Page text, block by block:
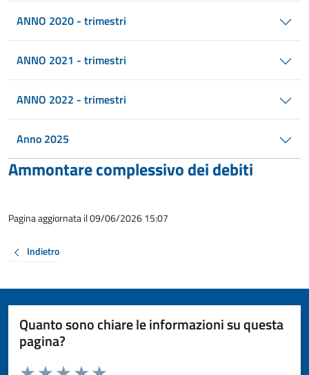
ANNO 2020 - trimestri
ANNO 2021 - trimestri
ANNO 2022 - trimestri
Anno 2025
Ammontare complessivo dei debiti
Pagina aggiornata il 09/06/2026 15:07
Indietro
Quanto sono chiare le informazioni su questa
pagina?
Valuta da 1 a 5 stelle la pagina